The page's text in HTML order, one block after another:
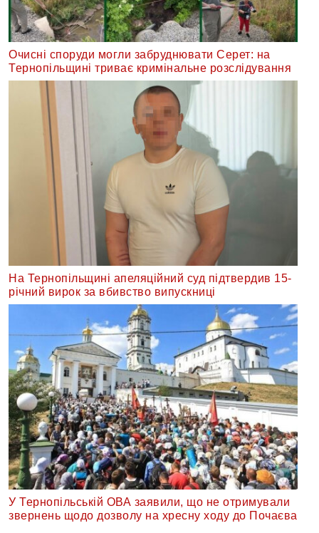
Очисні споруди могли забруднювати Серет: на
Тернопільщині триває кримінальне розслідування
На Тернопільщині апеляційний суд підтвердив 15-
річний вирок за вбивство випускниці
У Тернопільській ОВА заявили, що не отримували
звернень щодо дозволу на хресну ходу до Почаєва